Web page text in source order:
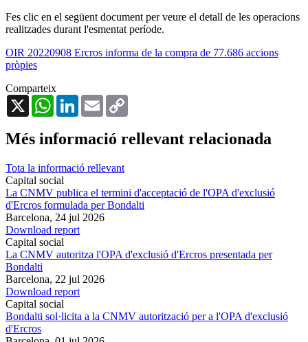
Fes clic en el següent document per veure el detall de les operacions
realitzades durant l'esmentat període.
OIR 20220908 Ercros informa de la compra de 77.686 accions
pròpies
Comparteix
X
WhatsAppLinkedInEmail
Més informació rellevant relacionada
Tota la informació rellevant
Capital social
La CNMV publica el termini d'acceptació de l'OPA d'exclusió
d'Ercros formulada per Bondalti
Barcelona, 24 jul 2026
Download report
Capital social
La CNMV autoritza l'OPA d'exclusió d'Ercros presentada per
Bondalti
Barcelona, 22 jul 2026
Download report
Capital social
Bondalti sol·licita a la CNMV autorització per a l'OPA d'exclusió
d'Ercros